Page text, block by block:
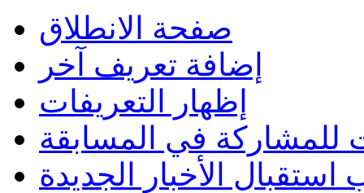
صفحة الانطلاق
إضافة تعريف آخر
إظهار التعريفات
للمشاركة في المسابقة
الأخبار الجديدة